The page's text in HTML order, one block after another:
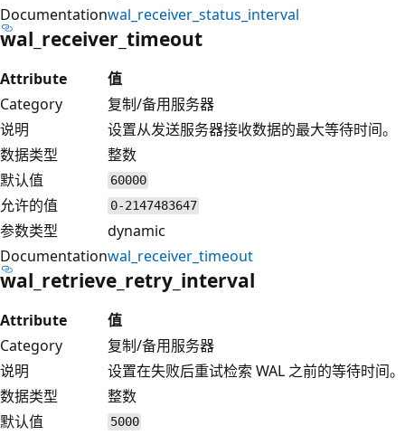
Documentationwal_receiver_status_interval
wal_receiver_timeout
Attribute
值
Category
复制/备用服务器
说明
设置从发送服务器接收数据的最大等待时间。
数据类型
整数
默认值
60000
允许的值 0-2147483647
参数类型
dynamic
Documentationwal_receiver_timeout
wal_retrieve_retry_interval
Attribute
值
Category
复制/备用服务器
说明
设置在失败后重试检索 WAL 之前的等待时间。
数据类型
整数
默认值
5000